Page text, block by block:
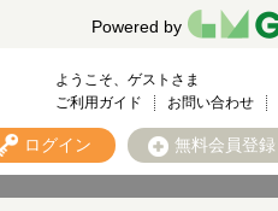
Powered by
ようこそ、ゲストさま
ご利用ガイド
お問い合わせ
ログイン 無料会員登録